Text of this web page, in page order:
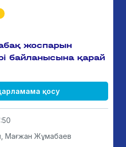
жоспарын
байланысына қарай
қосу
Мағжан Жұмабаев